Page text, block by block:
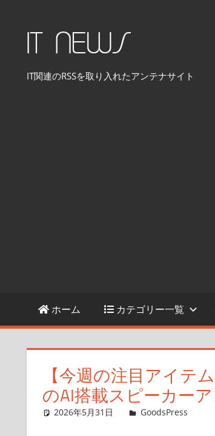
IT NEWS
IT関連のRSSを取り入れたアンテナサイト
ホーム カテゴリー一覧
【今週の注目アイテ
のAI搭載スピーカー
2026年5月31日 GoodsPress Web
GoodsPress